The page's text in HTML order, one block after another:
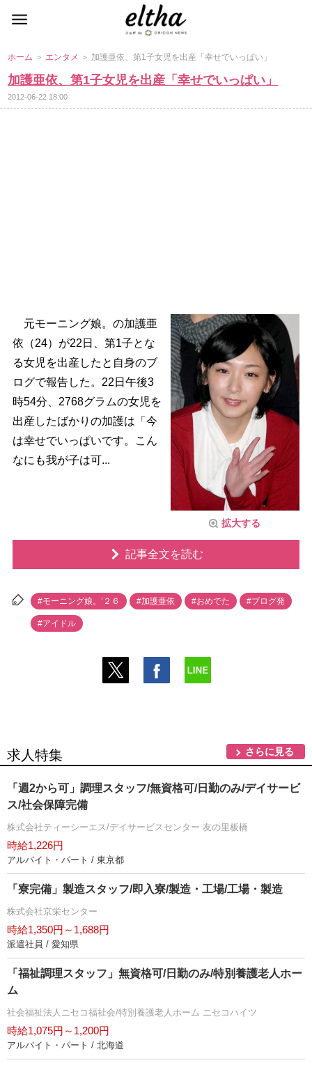
ホーム ＞ エンタメ ＞ 加護亜依、第1子女児を出産「幸せでいっぱい」
加護亜依、第1子女児を出産「幸せでいっぱい」
2012-06-22 18:00
拡大する
元モーニング娘。の加護亜
依（24）が22日、第1子とな
る女児を出産したと自身のブ
ログで報告した。22日午後3
時54分、2768グラムの女児を
出産したばかりの加護は「今
は幸せでいっぱいです。こん
なにも我が子は可...
記事全文を読む
#モーニング娘。’２６ #加護亜依 #おめでた #ブログ発
#アイドル
求人特集 さらに見る
「週2から可」調理スタッフ/無資格可/日勤のみ/デイサービ
ス/社会保障完備
株式会社ティーシーエス/デイサービスセンター 友の里板橋
時給1,226円
アルバイト・パート / 東京都
「寮完備」製造スタッフ/即入寮/製造・工場/工場・製造
株式会社京栄センター
時給1,350円～1,688円
派遣社員 / 愛知県
「福祉調理スタッフ」無資格可/日勤のみ/特別養護老人ホー
ム
社会福祉法人ニセコ福祉会/特別養護老人ホーム ニセコハイツ
時給1,075円～1,200円
アルバイト・パート / 北海道